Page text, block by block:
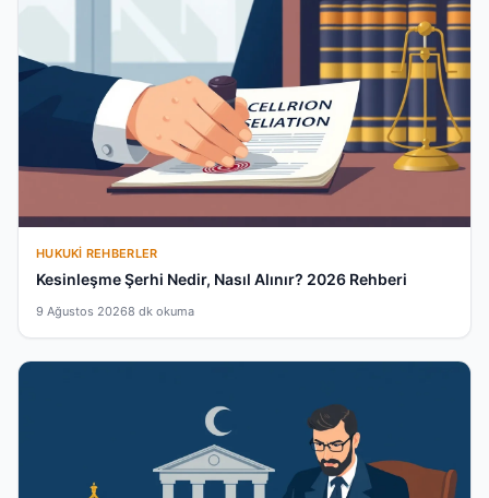
HUKUKI REHBERLER
Kesinleşme Şerhi Nedir, Nasıl Alınır? 2026 Rehberi
9 Ağustos 20268 dk okuma